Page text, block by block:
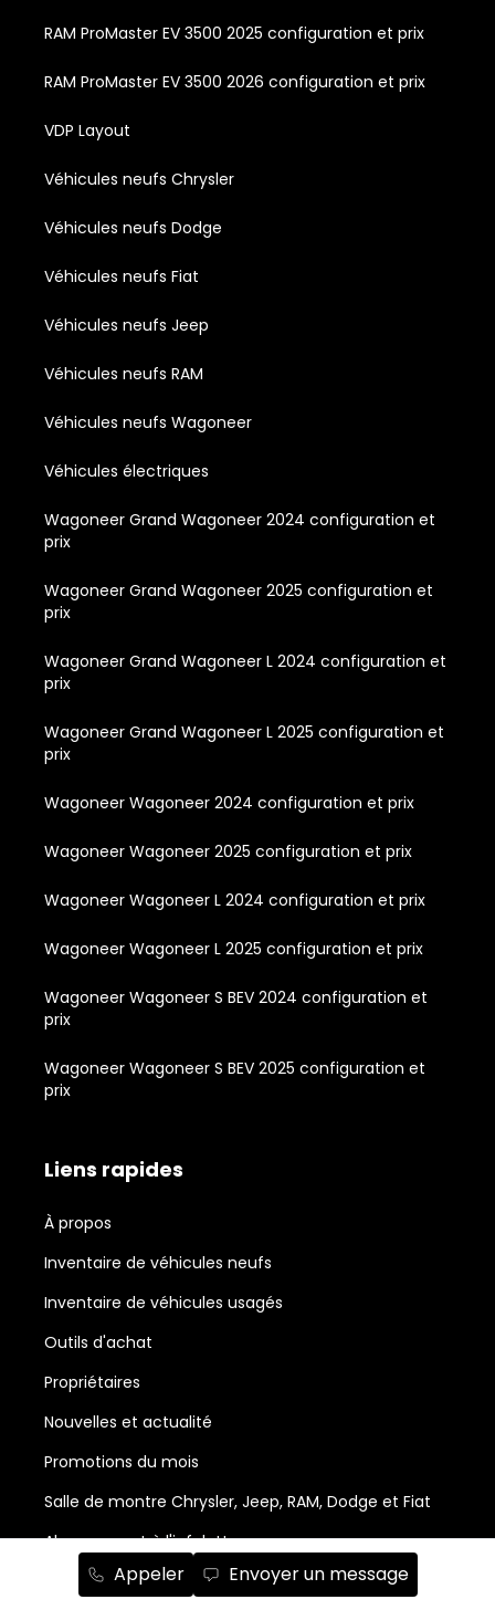
Appeler Envoyer un message
RAM ProMaster EV 3500 2025 configuration et prix
RAM ProMaster EV 3500 2026 configuration et prix
VDP Layout
Véhicules neufs Chrysler
Véhicules neufs Dodge
Véhicules neufs Fiat
Véhicules neufs Jeep
Véhicules neufs RAM
Véhicules neufs Wagoneer
Véhicules électriques
Wagoneer Grand Wagoneer 2024 configuration et
prix
Wagoneer Grand Wagoneer 2025 configuration et
prix
Wagoneer Grand Wagoneer L 2024 configuration et
prix
Wagoneer Grand Wagoneer L 2025 configuration et
prix
Wagoneer Wagoneer 2024 configuration et prix
Wagoneer Wagoneer 2025 configuration et prix
Wagoneer Wagoneer L 2024 configuration et prix
Wagoneer Wagoneer L 2025 configuration et prix
Wagoneer Wagoneer S BEV 2024 configuration et
prix
Wagoneer Wagoneer S BEV 2025 configuration et
prix
Liens rapides
À propos
Inventaire de véhicules neufs
Inventaire de véhicules usagés
Outils d'achat
Propriétaires
Nouvelles et actualité
Promotions du mois
Salle de montre Chrysler, Jeep, RAM, Dodge et Fiat
Abonnement à l'infolettre
Service et pièces